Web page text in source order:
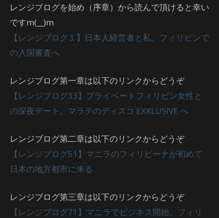
レンジブログを始め（序章）から読んで頂けると幸い
ですm(__)m
【レンジブログ１】日本人経営者と私、フィリピンで
の入国審査へ
レンジブログ第一章は以下のリンクからどうぞ
【レンジブログ33】プライベートフィリピン女性と
の深夜デート。マラテのディスコ EXKLUSIVE へ
レンジブログ第二章は以下のリンクからどうぞ
【レンジブログ51】マニラのフィリピーナが初めて
日本の地方都市に来る
レンジブログ第三章は以下のリンクからどうぞ
【レンジブログ71】マニラでビジネス開始。フィリ